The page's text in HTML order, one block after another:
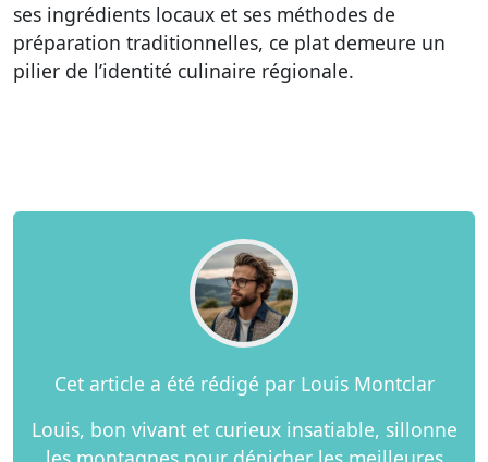
ses ingrédients locaux et ses méthodes de
préparation traditionnelles, ce plat demeure un
pilier de l’identité culinaire régionale.
Cet article a été rédigé par Louis Montclar
Louis, bon vivant et curieux insatiable, sillonne